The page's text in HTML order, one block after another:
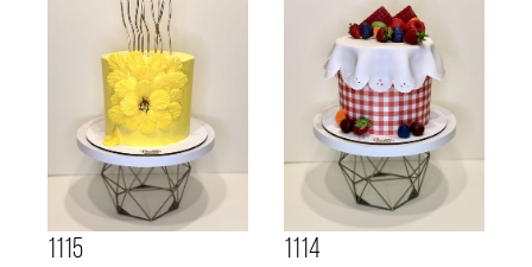
1115 1114